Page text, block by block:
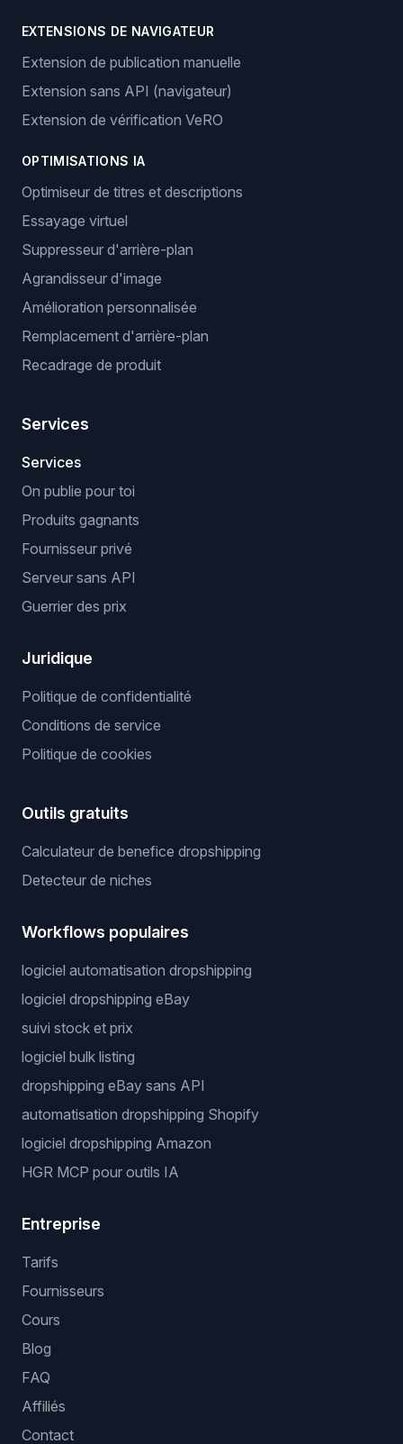
EXTENSIONS DE NAVIGATEUR
Extension de publication manuelle
Extension sans API (navigateur)
Extension de vérification VeRO
OPTIMISATIONS IA
Optimiseur de titres et descriptions
Essayage virtuel
Suppresseur d'arrière-plan
Agrandisseur d'image
Amélioration personnalisée
Remplacement d'arrière-plan
Recadrage de produit
Services
Services
On publie pour toi
Produits gagnants
Fournisseur privé
Serveur sans API
Guerrier des prix
Juridique
Politique de confidentialité
Conditions de service
Politique de cookies
Outils gratuits
Calculateur de benefice dropshipping
Detecteur de niches
Workflows populaires
logiciel automatisation dropshipping
logiciel dropshipping eBay
suivi stock et prix
logiciel bulk listing
dropshipping eBay sans API
automatisation dropshipping Shopify
logiciel dropshipping Amazon
HGR MCP pour outils IA
Entreprise
Tarifs
Fournisseurs
Cours
Blog
FAQ
Affiliés
Contact